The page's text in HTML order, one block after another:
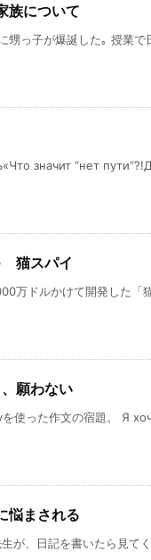
族について
甥っ子が爆誕した｡ 授業
значит “нет
猫スパイ
万ドルかけて開発した「
願わない
使った作文の宿題。 Я
悩まされる
が、日記を書いたら見て